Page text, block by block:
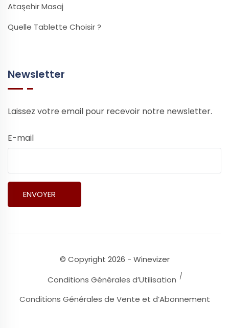
Ataşehir Masaj
Quelle Tablette Choisir ?
Newsletter
Laissez votre email pour recevoir notre newsletter.
E-mail
© Copyright 2026 - Winevizer
Conditions Générales d’Utilisation
Conditions Générales de Vente et d’Abonnement